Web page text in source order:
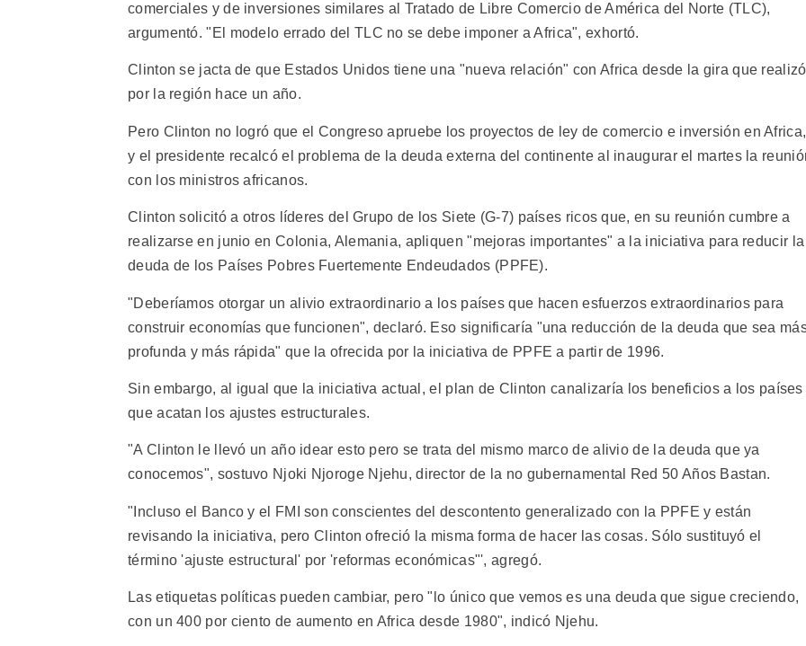
comerciales y de inversiones similares al Tratado de Libre Comercio de América del Norte (TLC),
argumentó. "El modelo errado del TLC no se debe imponer a Africa", exhortó.
Clinton se jacta de que Estados Unidos tiene una "nueva relación" con Africa desde la gira que realizó
por la región hace un año.
Pero Clinton no logró que el Congreso apruebe los proyectos de ley de comercio e inversión en Africa,
y el presidente recalcó el problema de la deuda externa del continente al inaugurar el martes la
con los ministros africanos.
Clinton solicitó a otros líderes del Grupo de los Siete (G-7) países ricos que, en su reunión cumbre a
realizarse en junio en Colonia, Alemania, apliquen "mejoras importantes" a la iniciativa para reducir la
deuda de los Países Pobres Fuertemente Endeudados (PPFE).
"Deberíamos otorgar un alivio extraordinario a los países que hacen esfuerzos extraordinarios para
construir economías que funcionen", declaró. Eso significaría "una reducción de la deuda que sea
profunda y más rápida" que la ofrecida por la iniciativa de PPFE a partir de 1996.
Sin embargo, al igual que la iniciativa actual, el plan de Clinton canalizaría los beneficios a los países
que acatan los ajustes estructurales.
"A Clinton le llevó un año idear esto pero se trata del mismo marco de alivio de la deuda que ya
conocemos", sostuvo Njoki Njoroge Njehu, director de la no gubernamental Red 50 Años Bastan.
"Incluso el Banco y el FMI son conscientes del descontento generalizado con la PPFE y están
revisando la iniciativa, pero Clinton ofreció la misma forma de hacer las cosas. Sólo sustituyó el
término 'ajuste estructural' por 'reformas económicas"', agregó.
Las etiquetas políticas pueden cambiar, pero "lo único que vemos es una deuda que sigue creciendo,
con un 400 por ciento de aumento en Africa desde 1980", indicó Njehu.